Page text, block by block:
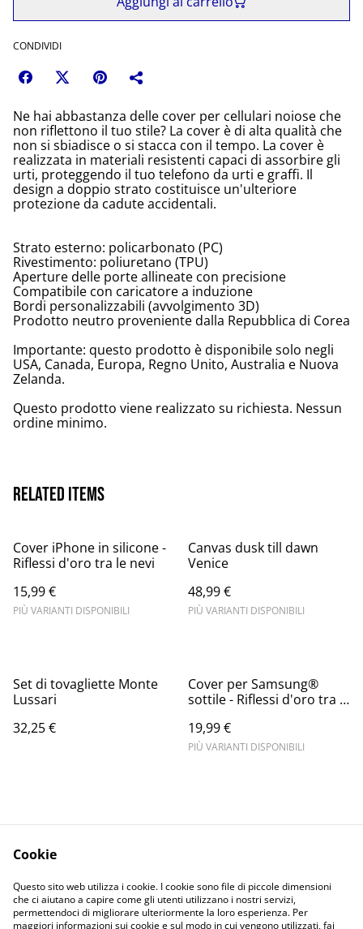
CONDIVIDI
Ne hai abbastanza delle cover per cellulari noiose che
non riflettono il tuo stile? La cover è di alta qualità che
non si sbiadisce o si stacca con il tempo. La cover è
realizzata in materiali resistenti capaci di assorbire gli
urti, proteggendo il tuo telefono da urti e graffi. Il
design a doppio strato costituisce un'ulteriore
protezione da cadute accidentali.
Strato esterno: policarbonato (PC)
Rivestimento: poliuretano (TPU)
Aperture delle porte allineate con precisione
Compatibile con caricatore a induzione
Bordi personalizzabili (avvolgimento 3D)
Prodotto neutro proveniente dalla Repubblica di Corea
Importante: questo prodotto è disponibile solo negli
USA, Canada, Europa, Regno Unito, Australia e Nuova
Zelanda.
Questo prodotto viene realizzato su richiesta. Nessun
ordine minimo.
Related items
Cover iPhone in silicone -
Riflessi d'oro tra le nevi
15,99 €
PIÙ VARIANTI DISPONIBILI
Canvas dusk till dawn
Venice
48,99 €
PIÙ VARIANTI DISPONIBILI
Set di tovagliette Monte
Lussari
32,25 €
Cover per Samsung®
sottile - Riflessi d'oro tra le
19,99 €
PIÙ VARIANTI DISPONIBILI
Informativa sulla
privacy
Terms and
conditions
Cookie
Questo sito web utilizza i cookie. I cookie sono file di piccole dimensioni
che ci aiutano a capire come gli utenti utilizzano i nostri servizi,
permettendoci di migliorare ulteriormente la loro esperienza. Per
maggiori informazioni sui cookie e sul modo in cui vengono utilizzati, fai